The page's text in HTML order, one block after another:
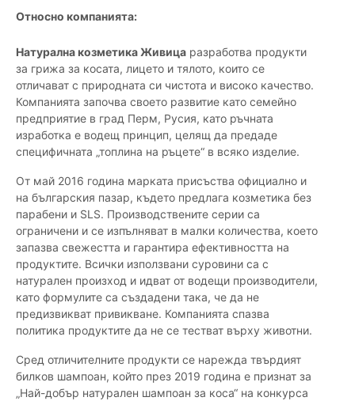
Относно компанията:
Натурална козметика Живица разработва продукти
за грижа за косата, лицето и тялото, които се
отличават с природната си чистота и високо качество.
Компанията започва своето развитие като семейно
предприятие в град Перм, Русия, като ръчната
изработка е водещ принцип, целящ да предаде
специфичната „топлина на ръцете“ в всяко изделие.
От май 2016 година марката присъства официално и
на българския пазар, където предлага козметика без
парабени и SLS. Производствените серии са
ограничени и се изпълняват в малки количества, което
запазва свежестта и гарантира ефективността на
продуктите. Всички използвани суровини са с
натурален произход и идват от водещи производители,
като формулите са създадени така, че да не
предизвикват привикване. Компанията спазва
политика продуктите да не се тестват върху животни.
Сред отличителните продукти се нарежда твърдият
билков шампоан, който през 2019 година е признат за
„Най-добър натурален шампоан за коса“ на конкурса